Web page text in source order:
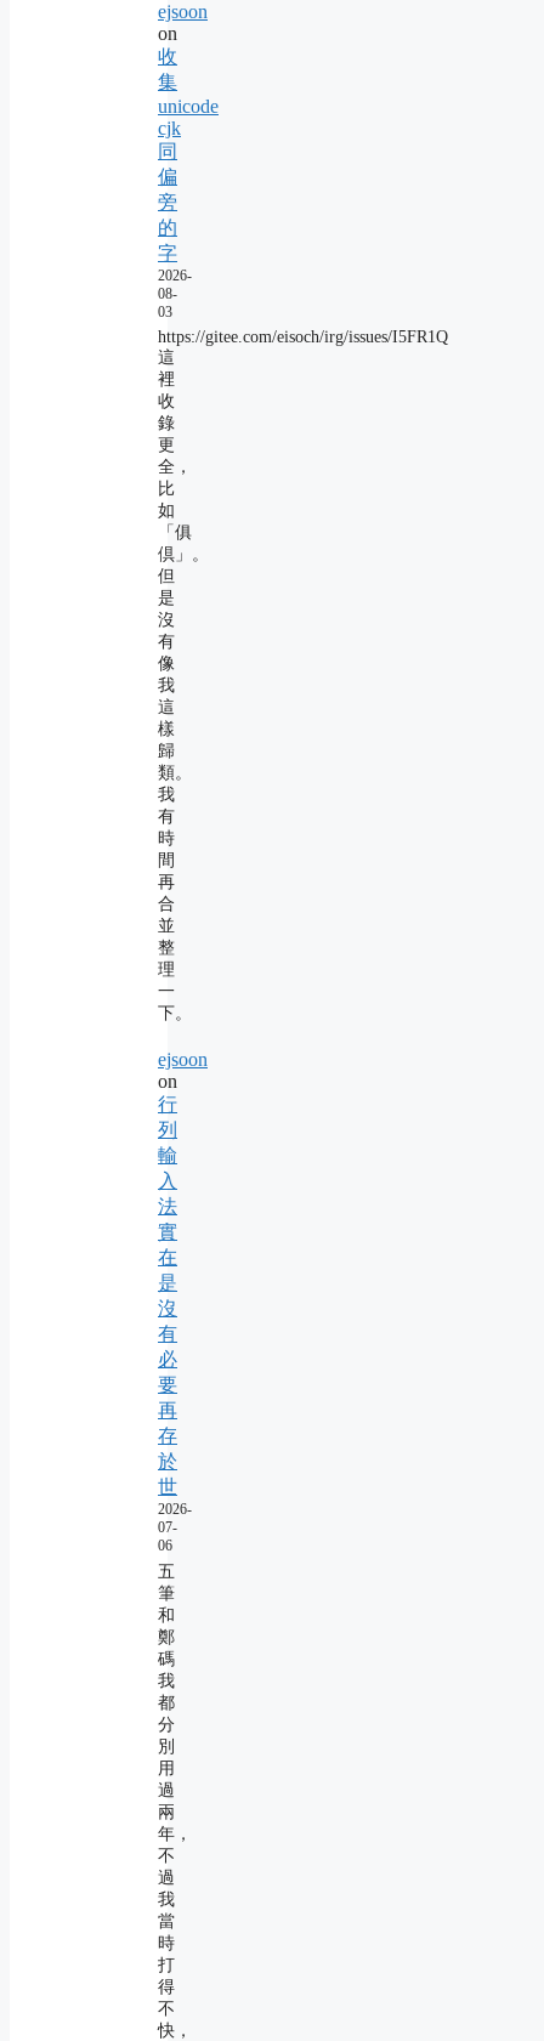
ejsoon
on
收
集
unicode
cjk
同
偏
旁
的
字
2026-
08-
03
https://gitee.com/eisoch/irg/issues/I5FR1Q
這
裡
收
錄
更
全，
比
如
「俱
倶」。
但
是
沒
有
像
我
這
樣
歸
類。
我
有
時
間
再
合
並
整
理
一
下。
ejsoon
on
行
列
輸
入
法
實
在
是
沒
有
必
要
再
存
於
世
2026-
07-
06
五
筆
和
鄭
碼
我
都
分
別
用
過
兩
年，
不
過
我
當
時
打
得
不
快，